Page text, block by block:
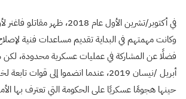
في أكتوبر/تشرين الأول عام 2018، ظهر
وكانت مهمتهم في البداية تقديم مساعدات فنية
فضلًا عن المشاركة في عمليات عسكرية محدودة،
أبريل /نيسان 2019، عندما انضموا إلى
حينها هجومًا عسكريًا على الحكومة التي تعترف بها